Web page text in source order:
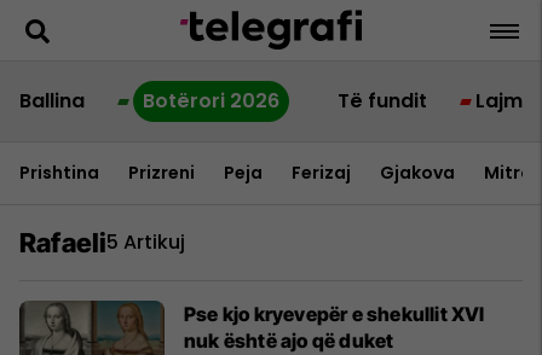
Ballina Botërori 2026 Të fundit Lajme
Prishtina Prizreni Peja Ferizaj Gjakova
Rafaeli5 Artikuj
Pse kjo kryevepër e shekullit XVI
nuk është ajo që duket